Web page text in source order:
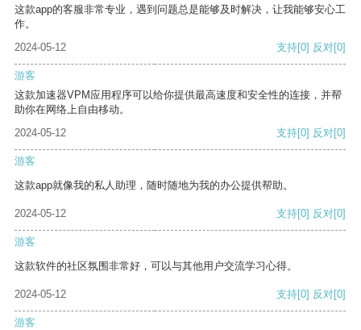
这款app的客服非常专业，遇到问题总是能够及时解决，让我能够安心工
作。
2024-05-12
支持[0] 反对[0]
游客
这款加速器VPM应用程序可以给你提供最高速度和安全性的连接，并帮
助你在网络上自由移动。
2024-05-12
支持[0] 反对[0]
游客
这款app就像我的私人助理，随时随地为我的办公提供帮助。
2024-05-12 支持[0] 反对[0]
游客
这款软件的社区氛围非常好，可以与其他用户交流学习心得。
2024-05-12 支持[0] 反对[0]
游客